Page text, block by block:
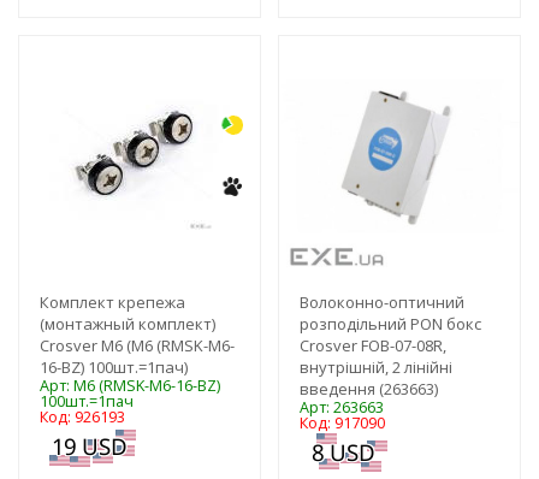
Комплект крепежа
(монтажный комплект)
Сrosver М6 (M6 (RMSK-M6-
16-BZ) 100шт.=1пач)
Арт: M6 (RMSK-M6-16-BZ)
100шт.=1пач
Код: 926193
Волоконно-оптичний
розподільний PON бокс
Crosver FOB-07-08R,
внутрішній, 2 лінійні
введення (263663)
Арт: 263663
Код: 917090